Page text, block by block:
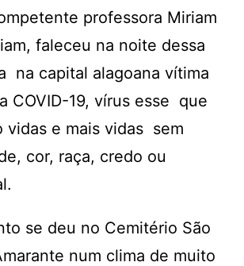
professora Miriam
faleceu na noite dessa
na capital alagoana vítima
COVID-19, vírus esse que
vidas e mais vidas sem
cor, raça, credo ou
se deu no Cemitério São
num clima de muito